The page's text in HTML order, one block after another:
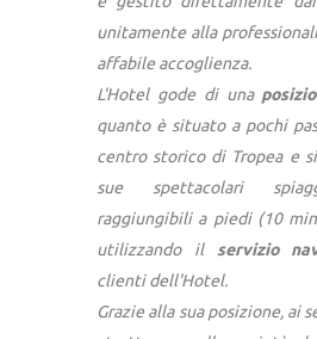
unitamente alla
affabile accoglienza.
L'Hotel gode di una
quanto è situato a pochi
centro storico di Tropea e
sue spettacolari
raggiungibili a piedi (10
utilizzando il servizio
clienti dell'Hotel.
Grazie alla sua posizione, ai